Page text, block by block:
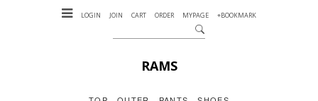
LOGIN JOIN CART ORDER MYPAGE +BOOKMARK
RAMS